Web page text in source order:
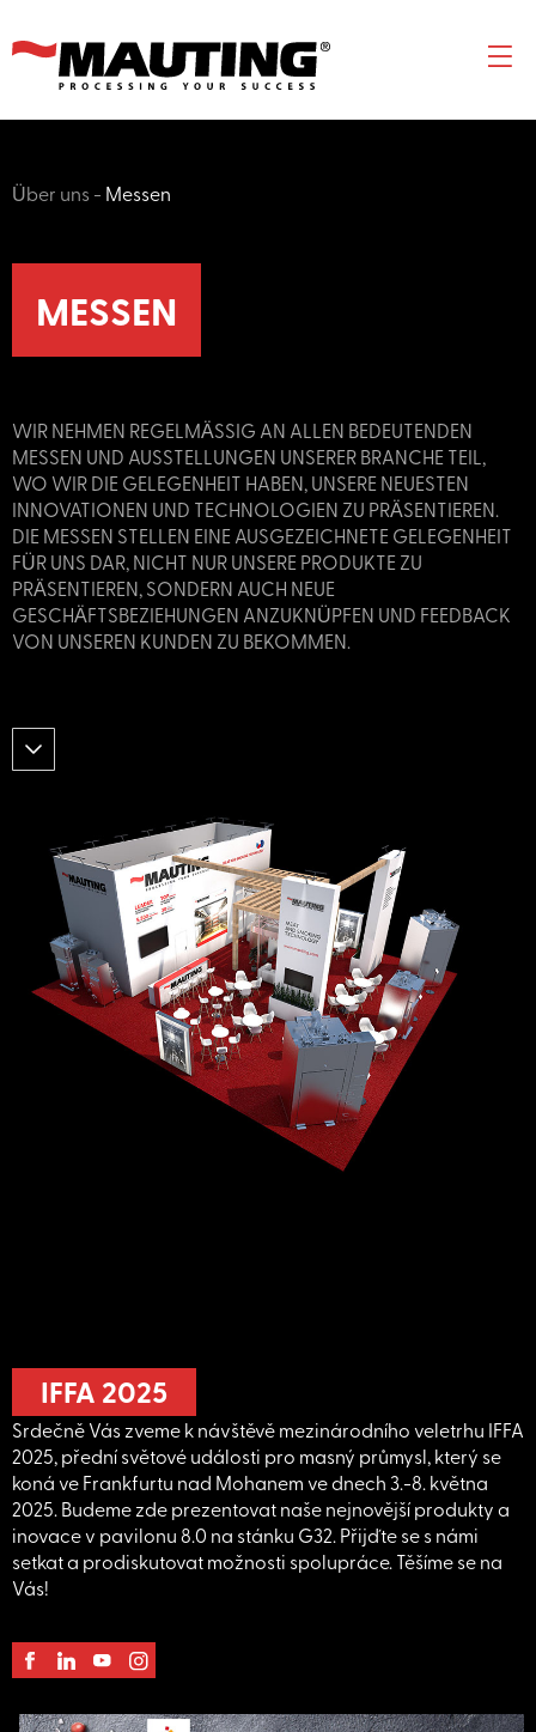
Über uns - Messen
MESSEN
WIR NEHMEN REGELMÄSSIG AN ALLEN BEDEUTENDEN M
ESSEN UND AUSSTELLUNGEN UNSERER BRANCHE TEIL, W
O WIR DIE GELEGENHEIT HABEN, UNSERE NEUESTEN I
NNOVATIONEN UND TECHNOLOGIEN ZU PRÄSENTIEREN. D
IE MESSEN STELLEN EINE AUSGEZEICHNETE GELEGENHEIT F
ÜR UNS DAR, NICHT NUR UNSERE PRODUKTE ZU P
RÄSENTIEREN, SONDERN AUCH NEUE G
ESCHÄFTSBEZIEHUNGEN ANZUKNÜPFEN UND FEEDBACK V
ON UNSEREN KUNDEN ZU BEKOMMEN.
IFFA 2025
Srdečně Vás zveme k návštěvě mezinárodního veletrhu IFFA
2025, přední světové události pro masný průmysl, který se
koná ve Frankfurtu nad Mohanem ve dnech 3.-8. května
2025. Budeme zde prezentovat naše nejnovější produkty a
inovace v pavilonu 8.0 na stánku G32. Přijďte se s námi
setkat a prodiskutovat možnosti spolupráce. Těšíme se na
Vás!